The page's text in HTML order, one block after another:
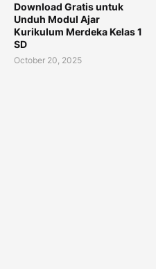
Download Gratis untuk
Unduh Modul Ajar
Kurikulum Merdeka Kelas 1
SD
October 20, 2025